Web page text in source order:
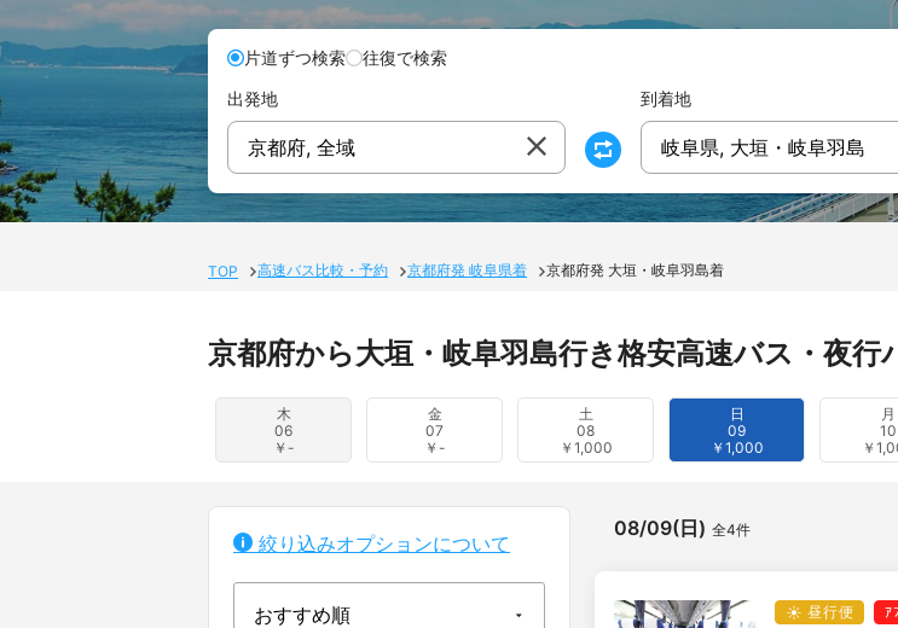
片道ずつ検索
往復で検索
出発地
京都府, 全域
到着地
岐阜県, 大垣・岐阜羽島
TOP 高速バス比較・予約 京都府発 岐阜県着 京都府発 大垣・岐阜羽島着
京都府から大垣・岐阜羽島行き格安高速バス・夜行
木
06
￥-
金
07
￥-
土
08
￥1,000
日
09
￥1,000
月
10
￥
08/09(日) 全4件
昼行便 ｱ
絞り込みオプションについて